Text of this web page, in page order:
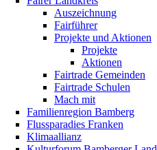
Auszeichnung
Fairführer
Projekte und Aktionen
Projekte
Aktionen
Fairtrade Gemeinden
Fairtrade Schulen
Mach mit
Familienregion Bamberg
Flussparadies Franken
Klimaallianz